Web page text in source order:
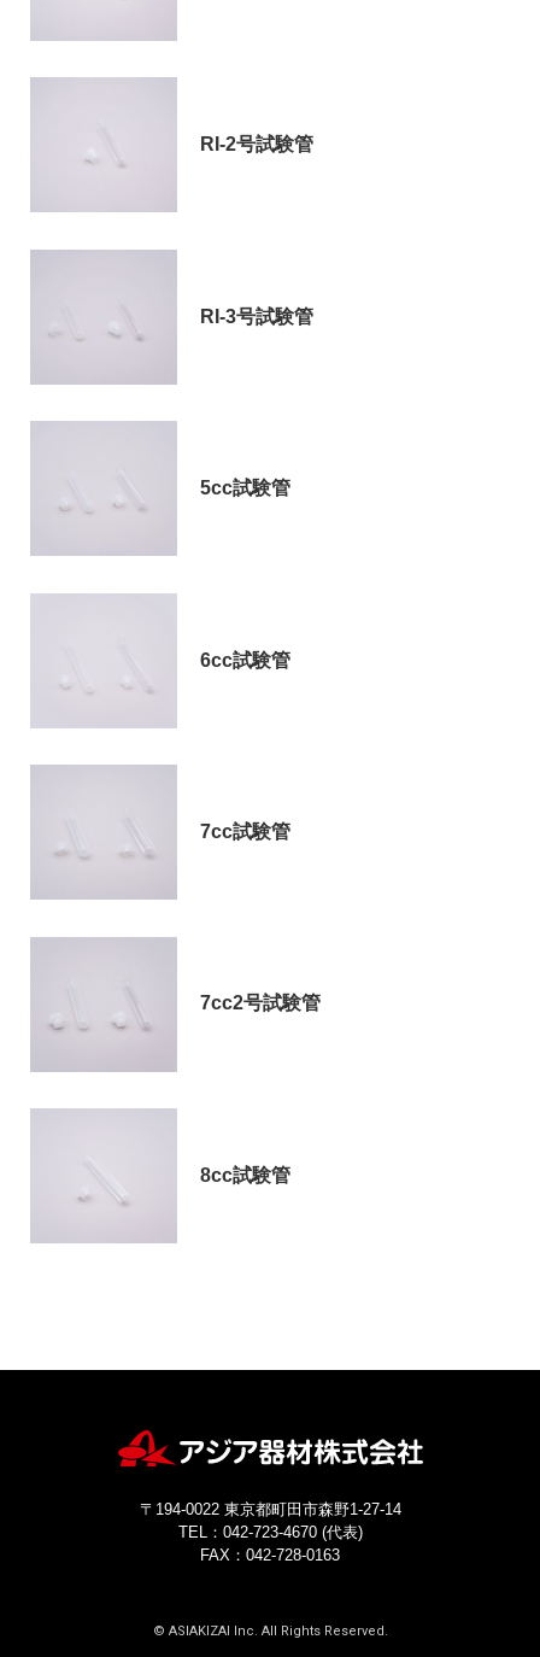
RI-2号試験管
RI-3号試験管
5cc試験管
6cc試験管
7cc試験管
7cc2号試験管
8cc試験管
〒194-0022 東京都町田市森野1-27-14
TEL：042-723-4670 (代表)
FAX：042-728-0163
© ASIAKIZAI Inc. All Rights Reserved.